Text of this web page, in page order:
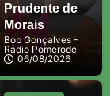
Prudente de
Morais
Bob Gonçalves -
Rádio Pomerode
06/08/2026